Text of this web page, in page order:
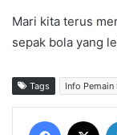
Mari kita terus
sepak bola yang
Tags Info Pemain